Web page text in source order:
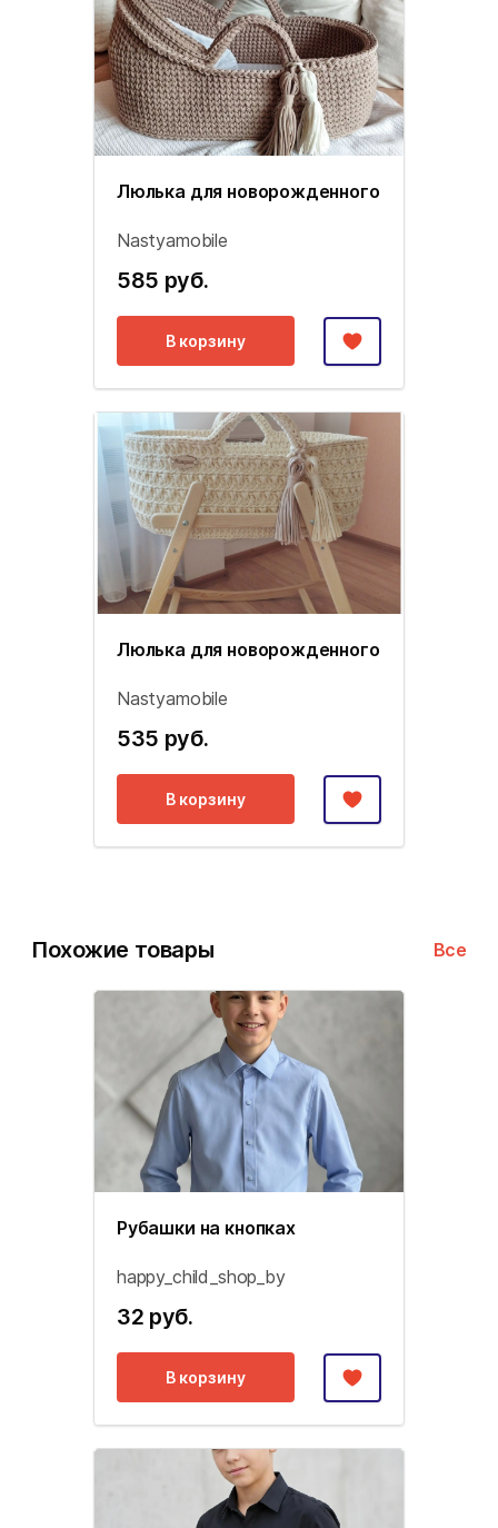
Люлька для новорожденного
Nastyamobile
585 руб.
В корзину
Люлька для новорожденного
Nastyamobile
535 руб.
В корзину
Похожие товары Все
Рубашки на кнопках
happy_child_shop_by
32 руб.
В корзину